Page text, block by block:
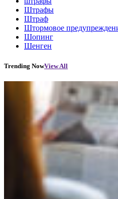
Штрафы
Штраф
Штормовое
Шопинг
Шенген
Trending NowView All